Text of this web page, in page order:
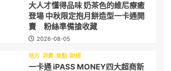
大人才懂得品味 奶茶色的維尼療癒
登場 中秋限定抱月餅造型一卡通開
賣 粉絲準備搶收藏
2026-08-05
地方 消費 焦點 財經
一卡通 iPASS MONEY四大超商新